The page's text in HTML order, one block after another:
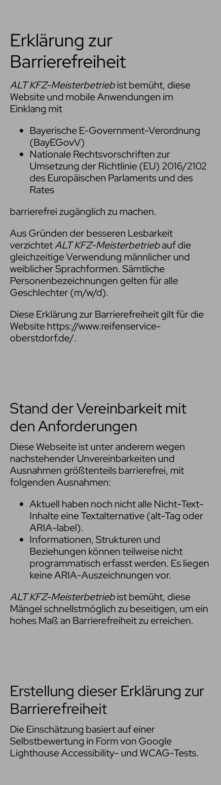
Erklärung zur
Barrierefreiheit
ALT KFZ-Meisterbetriebist bemüht, diese
Website und mobile Anwendungen im
Einklang mit
Bayerische E-Government-Verordnung
(BayEGovV)
Nationale Rechtsvorschriften zur
Umsetzung der Richtlinie (EU) 2016/2102
des Europäischen Parlaments und des
Rates
barrierefrei zugänglich zu machen.
Aus Gründen der besseren Lesbarkeit
verzichtetALT KFZ-Meisterbetriebauf die
gleichzeitige Verwendung männlicher und
weiblicher Sprachformen. Sämtliche
Personenbezeichnungen gelten für alle
Geschlechter (m/w/d).
Diese Erklärung zur Barrierefreiheit gilt für die
Website https://www.reifenservice-
oberstdorf.de/.
Stand der Vereinbarkeit mit
den Anforderungen
Diese Webseite ist unter anderem wegen
nachstehender Unvereinbarkeiten und
Ausnahmen größtenteils barrierefrei, mit
folgenden Ausnahmen:
Aktuell haben noch nicht alle Nicht-Text-
Inhalte eine Textalternative (alt-Tag oder
ARIA-label).
Informationen, Strukturen und
Beziehungen können teilweise nicht
programmatisch erfasst werden. Es liegen
keine ARIA-Auszeichnungen vor.
ALT KFZ-Meisterbetriebist bemüht, diese
Mängel schnellstmöglich zu beseitigen, um ein
hohes Maß an Barrierefreiheit zu erreichen.
Erstellung dieser Erklärung zur
Barrierefreiheit
Die Einschätzung basiert auf einer
Selbstbewertung in Form von Google
Lighthouse Accessibility- und WCAG-Tests.